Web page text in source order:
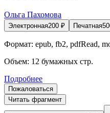
Ольга Пахомова
Электронная200 ₽ Печатная
Формат: epub, fb2, pdfRead,
Объем: 12 бумажных стр.
Подробнее
Пожаловаться
Читать фрагмент